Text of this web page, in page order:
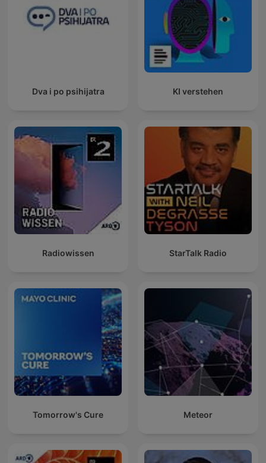
Dva i po psihijatra KI verstehen
Radiowissen StarTalk Radio
Tomorrow's Cure Meteor